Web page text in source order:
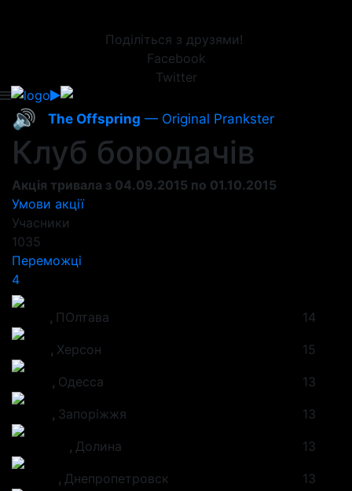
Поділіться з друзями!
Facebook
Twitter
🔊 The Offspring — Original Prankster
Клуб бородачів
Акція тривала з 04.09.2015 по 01.10.2015
Умови акції
Учасники
1035
Переможці
4
, ПОлтава 14
, Херсон 15
, Одесса 13
, Запоріжжя 13
, Долина 13
, Днепропетровск 13